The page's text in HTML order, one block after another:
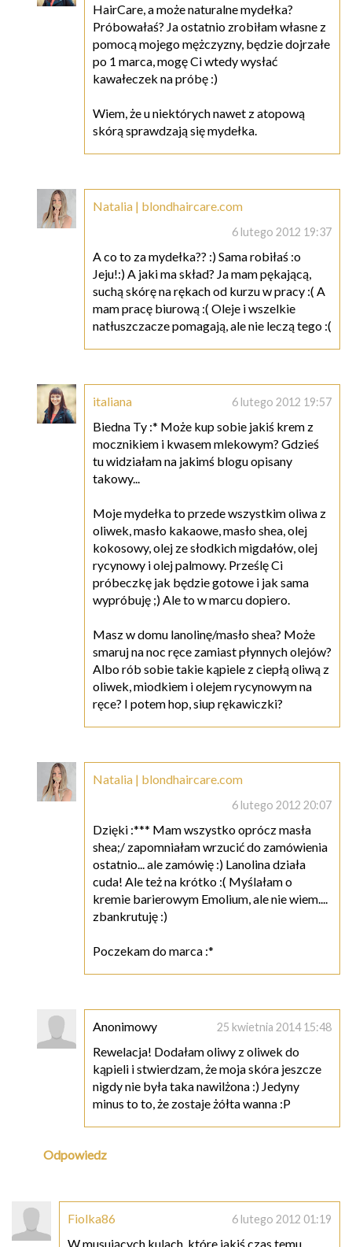
HairCare, a może naturalne mydełka?
Próbowałaś? Ja ostatnio zrobiłam własne z
pomocą mojego mężczyzny, będzie dojrzałe
po 1 marca, mogę Ci wtedy wysłać
kawałeczek na próbę :)
Wiem, że u niektórych nawet z atopową
skórą sprawdzają się mydełka.
Natalia | blondhaircare.com
6 lutego 2012 19:37
A co to za mydełka?? :) Sama robiłaś :o
Jeju!:) A jaki ma skład? Ja mam pękającą,
suchą skórę na rękach od kurzu w pracy :( A
mam pracę biurową :( Oleje i wszelkie
natłuszczacze pomagają, ale nie leczą tego :(
italiana 6 lutego 2012 19:57
Biedna Ty :* Może kup sobie jakiś krem z
mocznikiem i kwasem mlekowym? Gdzieś
tu widziałam na jakimś blogu opisany
takowy...
Moje mydełka to przede wszystkim oliwa z
oliwek, masło kakaowe, masło shea, olej
kokosowy, olej ze słodkich migdałów, olej
rycynowy i olej palmowy. Prześlę Ci
próbeczkę jak będzie gotowe i jak sama
wypróbuję ;) Ale to w marcu dopiero.
Masz w domu lanolinę/masło shea? Może
smaruj na noc ręce zamiast płynnych olejów?
Albo rób sobie takie kąpiele z ciepłą oliwą z
oliwek, miodkiem i olejem rycynowym na
ręce? I potem hop, siup rękawiczki?
Natalia | blondhaircare.com
6 lutego 2012 20:07
Dzięki :*** Mam wszystko oprócz masła
shea;/ zapomniałam wrzucić do zamówienia
ostatnio... ale zamówię :) Lanolina działa
cuda! Ale też na krótko :( Myślałam o
kremie barierowym Emolium, ale nie wiem....
zbankrutuję :)
Poczekam do marca :*
Anonimowy 25 kwietnia 2014 15:48
Rewelacja! Dodałam oliwy z oliwek do
kąpieli i stwierdzam, że moja skóra jeszcze
nigdy nie była taka nawilżona :) Jedyny
minus to to, że zostaje żółta wanna :P
Odpowiedz
Fiolka86 6 lutego 2012 01:19
W musujących kulach, które jakiś czas temu